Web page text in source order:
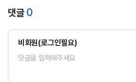
댓글 0
비회원(로그인필요)